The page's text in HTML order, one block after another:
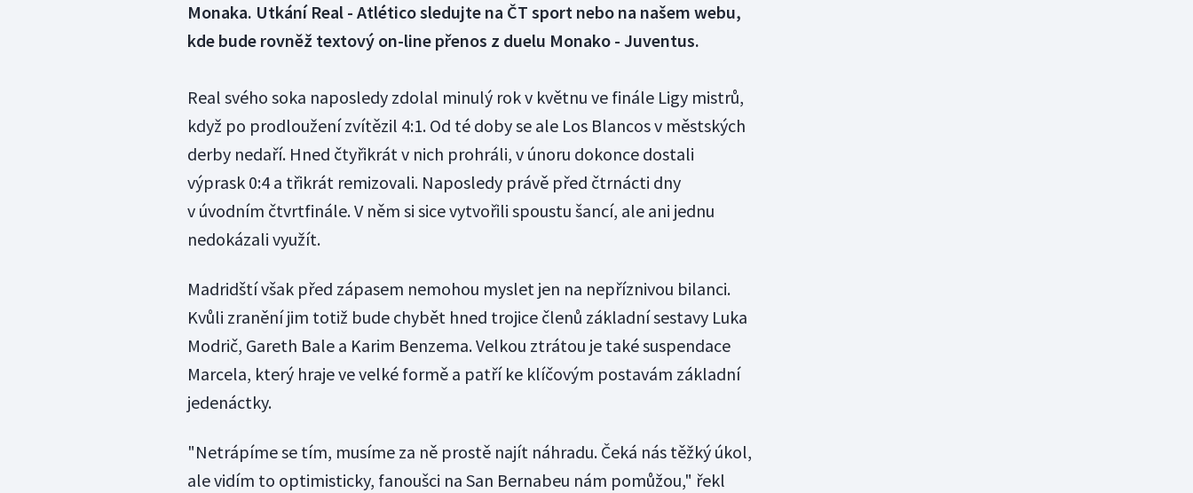
Monaka. Utkání Real - Atlético sledujte na ČT sport nebo na našem webu,
kde bude rovněž textový on-line přenos z duelu Monako - Juventus.
Real svého soka naposledy zdolal minulý rok v květnu ve finále Ligy mistrů,
když po prodloužení zvítězil 4:1. Od té doby se ale Los Blancos v městských
derby nedaří. Hned čtyřikrát v nich prohráli, v únoru dokonce dostali
výprask 0:4 a třikrát remizovali. Naposledy právě před čtrnácti dny
v úvodním čtvrtfinále. V něm si sice vytvořili spoustu šancí, ale ani jednu
nedokázali využít.
Madridští však před zápasem nemohou myslet jen na nepříznivou bilanci.
Kvůli zranění jim totiž bude chybět hned trojice členů základní sestavy Luka
Modrič, Gareth Bale a Karim Benzema. Velkou ztrátou je také suspendace
Marcela, který hraje ve velké formě a patří ke klíčovým postavám základní
jedenáctky.
"Netrápíme se tím, musíme za ně prostě najít náhradu. Čeká nás těžký úkol,
ale vidím to optimisticky, fanoušci na San Bernabeu nám pomůžou," řekl